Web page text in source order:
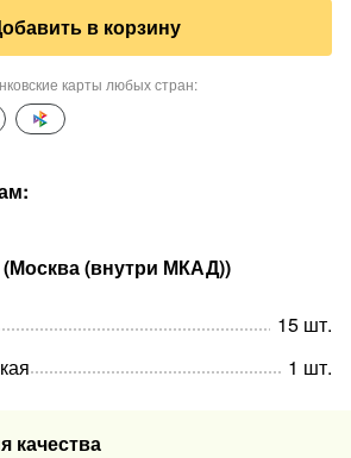
в корзину
карты любых стран:
:
(Москва (внутри МКАД))
качества
15 шт.
1 шт.